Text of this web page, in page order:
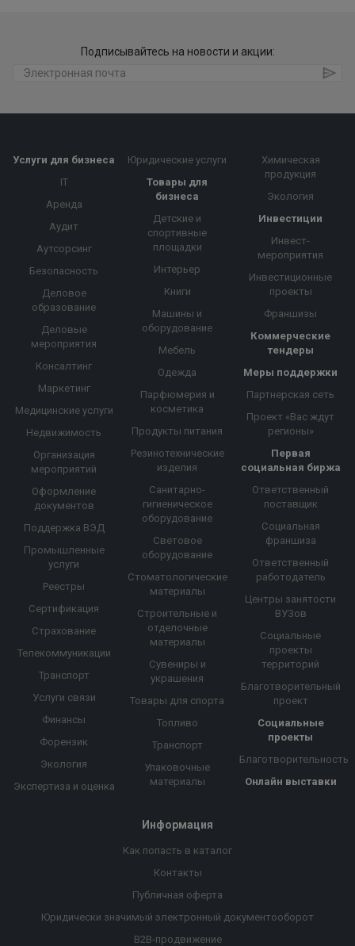
Подписывайтесь на новости и акции:
Услуги для бизнеса
IT
Аренда
Аудит
Аутсорсинг
Безопасность
Деловое
образование
Деловые
мероприятия
Консалтинг
Маркетинг
Медицинские услуги
Недвижимость
Организация
мероприятий
Оформление
документов
Поддержка ВЭД
Промышленные
услуги
Реестры
Сертификация
Страхование
Телекоммуникации
Транспорт
Услуги связи
Финансы
Форензик
Экология
Экспертиза и оценка
Юридические услуги
Товары для
бизнеса
Детские и
спортивные
площадки
Интерьер
Книги
Машины и
оборудование
Мебель
Одежда
Парфюмерия и
косметика
Продукты питания
Резинотехнические
изделия
Санитарно-
гигиеническое
оборудование
Световое
оборудование
Стоматологические
материалы
Строительные и
отделочные
материалы
Сувениры и
украшения
Товары для спорта
Топливо
Транспорт
Упаковочные
материалы
Химическая
продукция
Экология
Инвестиции
Инвест-
мероприятия
Инвестиционные
проекты
Франшизы
Коммерческие
тендеры
Меры поддержки
Партнерская сеть
Проект «Вас ждут
регионы»
Первая
социальная биржа
Ответственный
поставщик
Социальная
франшиза
Ответственный
работодатель
Центры занятости
ВУЗов
Социальные
проекты
территорий
Благотворительный
проект
Социальные
проекты
Благотворительность
Онлайн выставки
Информация
Как попасть в каталог
Контакты
Публичная оферта
Юридически значимый электронный документооборот
B2B-продвижение